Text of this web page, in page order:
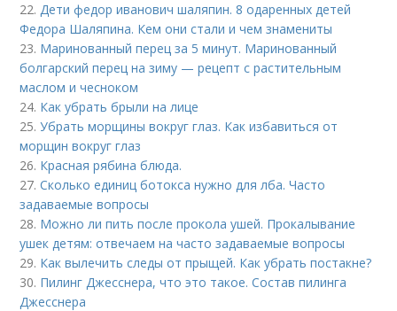
22. Дети федор иванович шаляпин. 8 одаренных детей
Федора Шаляпина. Кем они стали и чем знамениты
23. Маринованный перец за 5 минут. Маринованный
болгарский перец на зиму — рецепт с растительным
маслом и чесноком
24. Как убрать брыли на лице
25.Убрать морщины вокруг глаз. Как избавиться от
морщин вокруг глаз
26. Красная рябина блюда.
27.Сколько единиц ботокса нужно для лба. Часто
задаваемые вопросы
28. Можно ли пить после прокола ушей. Прокалывание
ушек детям: отвечаем на часто задаваемые вопросы
29. Как вылечить следы от прыщей. Как убрать постакне?
30. Пилинг Джесснера, что это такое. Состав пилинга
Джесснера